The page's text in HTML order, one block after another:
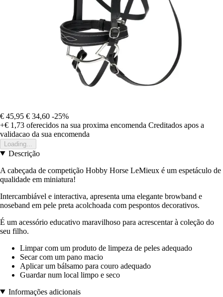
€ 45,95 € 34,60 -25%
+€ 1,73 oferecidos na sua proxima encomenda Creditados apos a
validacao da sua encomenda
Loading...
Descrição
A cabeçada de competição Hobby Horse LeMieux é um espetáculo de
qualidade em miniatura!
Intercambiável e interactiva, apresenta uma elegante browband e
noseband em pele preta acolchoada com pespontos decorativos.
É um acessório educativo maravilhoso para acrescentar à coleção do
seu filho.
Limpar com um produto de limpeza de peles adequado
Secar com um pano macio
Aplicar um bálsamo para couro adequado
Guardar num local limpo e seco
Informações adicionais